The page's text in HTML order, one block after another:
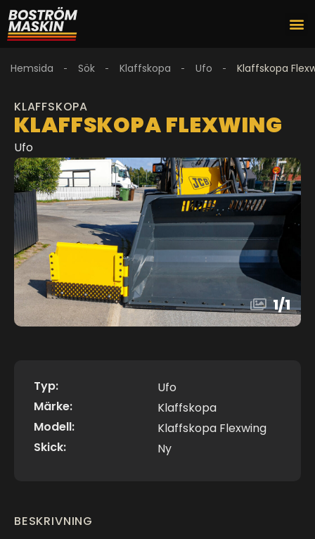
Hemsida Sök Klaffskopa Ufo Klaffskopa
BESKRIVNING
KLAFFSKOPA
KLAFFSKOPA FLEXWING
Ufo
1/1
Typ:
Ufo
Märke:
Klaffskopa
Modell:
Klaffskopa Flexwing
Skick:
Ny